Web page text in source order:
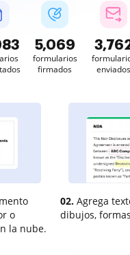
5,069
formularios
firmados
enviados
o
la nube.
02. Agrega
dibujos,